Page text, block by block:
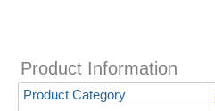
Product Information
Product Category